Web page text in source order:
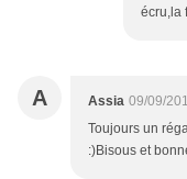
écru,la
A Assia 09/09/
Toujours un
:)Bisous et